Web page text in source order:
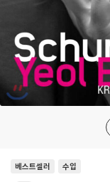
베스트셀러 수입